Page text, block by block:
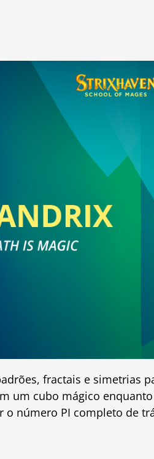
fractais e simetrias
um cubo mágico enquanto
o número PI completo de